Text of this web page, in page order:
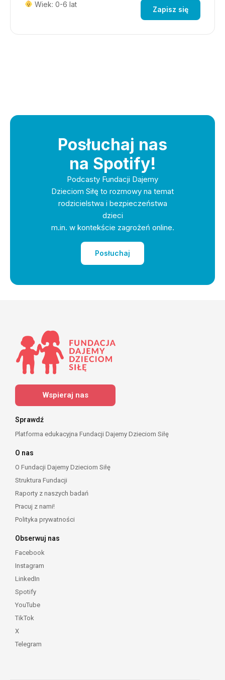
Wiek: 0-6 lat
Zapisz się
Posłuchaj nas
na Spotify!
Podcasty Fundacji Dajemy
Dzieciom Siłę to rozmowy na temat
rodzicielstwa i bezpieczeństwa
dzieci
m.in. w kontekście zagrożeń online.
Posłuchaj
Wspieraj nas
Sprawdź
Platforma edukacyjna Fundacji Dajemy Dzieciom Siłę
O nas
O Fundacji Dajemy Dzieciom Siłę
Struktura Fundacji
Raporty z naszych badań
Pracuj z nami!
Polityka prywatności
Obserwuj nas
Facebook
Instagram
LinkedIn
Spotify
YouTube
TikTok
X
Telegram